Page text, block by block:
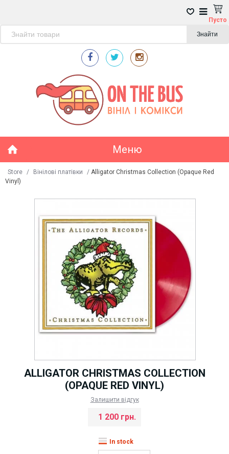
Пусто
Знайти
Меню
Store / Вінілові платівки / Alligator Christmas Collection (Opaque Red
Vinyl)
ALLIGATOR CHRISTMAS COLLECTION
(OPAQUE RED VINYL)
Залишити відгук
1 200 грн.
In stock